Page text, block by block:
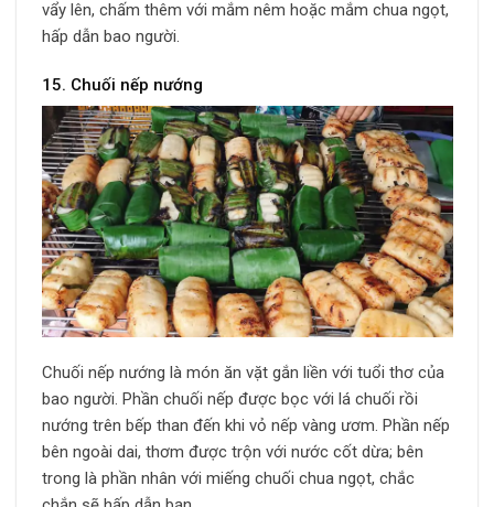
vẩy lên, chấm thêm với mắm nêm hoặc mắm chua ngọt,
hấp dẫn bao người.
15. Chuối nếp nướng
Chuối nếp nướng là món ăn vặt gắn liền với tuổi thơ của
bao người. Phần chuối nếp được bọc với lá chuối rồi
nướng trên bếp than đến khi vỏ nếp vàng ươm. Phần nếp
bên ngoài dai, thơm được trộn với nước cốt dừa; bên
trong là phần nhân với miếng chuối chua ngọt, chắc